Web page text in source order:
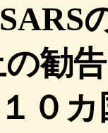
の勧
０